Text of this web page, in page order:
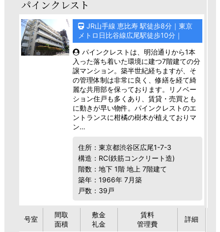
パインクレスト
JR山手線 恵比寿 駅徒歩8分｜東京
メトロ日比谷線広尾駅徒歩10分｜
パインクレストは、明治通りから1本
入った落ち着いた環境に建つ7階建ての分
譲マンション。築半世紀経ちますが、そ
の管理体制は非常に良く、修繕を経て綺
麗な共用部を保っております。リノベー
ション住戸も多くあり、賃貸・売買とも
に動きが早い物件。パインクレストのエ
ントランスに柑橘の樹木が植えておりマ
ン…
住所：東京都渋谷区広尾1-7-3
構造：RC(鉄筋コンクリート造)
階数：地下 1階 地上 7階建て
築年：1966年 7月築
戸数：39戸
号室
間取
面積
敷金
礼金
賃料
管理費
詳細